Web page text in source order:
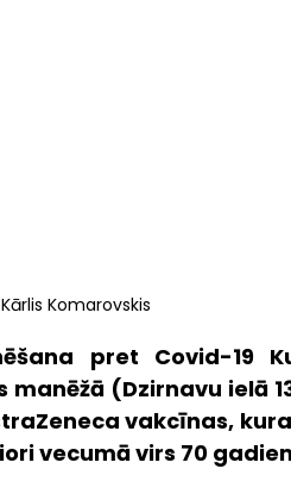
Komarovskis
pret Covid-19
(Dzirnavu ielā
vakcīnas,
vecumā virs 70